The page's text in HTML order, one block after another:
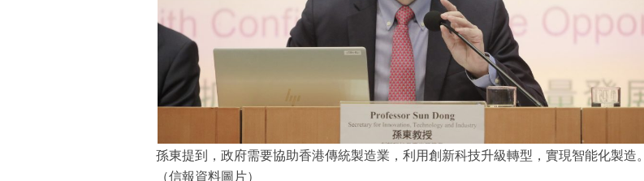
孫東提到，政府需要協助香港傳統製造業，利用創新科技升級轉型，實現智能化製造。
（信報資料圖片）